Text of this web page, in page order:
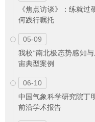
《焦点访谈》：练就
何践行嘱托
05-09
我校“南北极态势感知
宙典型案例
06-10
中国气象科学研究院丁
前沿学术报告